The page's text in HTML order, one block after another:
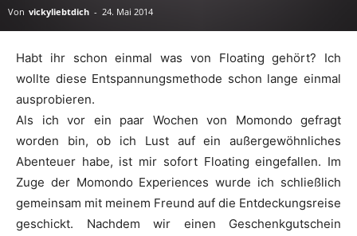
Von vickyliebtdich - 24. Mai 2014
Habt ihr schon einmal was von Floating gehört? Ich
wollte diese Entspannungsmethode schon lange einmal
ausprobieren.
Als ich vor ein paar Wochen von Momondo gefragt
worden bin, ob ich Lust auf ein außergewöhnliches
Abenteuer habe, ist mir sofort Floating eingefallen. Im
Zuge der Momondo Experiences wurde ich schließlich
gemeinsam mit meinem Freund auf die Entdeckungsreise
geschickt. Nachdem wir einen Geschenkgutschein